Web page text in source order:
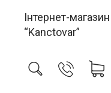
Інтернет-магазин
“Kanctovar”